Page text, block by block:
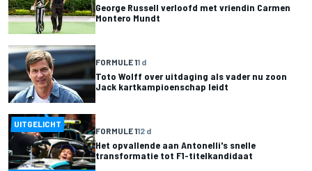
George Russell verloofd met vriendin Carmen
Montero Mundt
FORMULE 11 d
Toto Wolff over uitdaging als vader nu zoon
Jack kartkampioenschap leidt
UITGELICHT
FORMULE 112 d
Het opvallende aan Antonelli's snelle
transformatie tot F1-titelkandidaat